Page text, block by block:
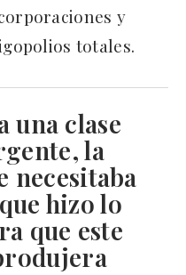
y
totales.
una clase
la
necesitaba
hizo lo
que este